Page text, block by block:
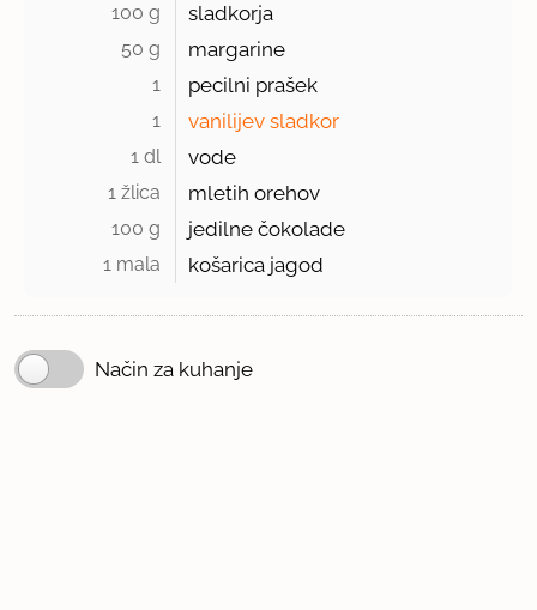
100 g sladkorja
50 g margarine
1 pecilni prašek
1 vanilijev sladkor
1 dl vode
1 žlica mletih orehov
100 g jedilne čokolade
1 mala košarica jagod
Način za kuhanje